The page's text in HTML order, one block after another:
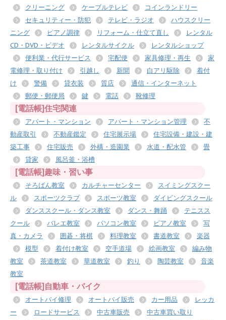
クリーニング
ケーブルテレビ
コインランドリー
セキュリティー・防犯
テレビ・ラジオ
ハウスクリー
ニング
ピアノ調律 リフォーム・仕立て直し
レンタル
CD・DVD・ビデオ
レンタルサイクル
レンタルショップ
便利業・代行サービス
宅配便 家具修理・再生
家
電修理・取り付け
引越し 新聞 白アリ駆除
着付
け
警備 貸衣装 質店
通信・インターネット
郵便・郵便局
鍵 電話 靴修理
[電話帳]住宅関連
アパート・マンション アパート・マンション管理
不
動産取引
不動産鑑定 住宅展示場
住宅設備・建設・建
築工事
住宅販売 外構・造園業 水道・配水管
畳
貸家
風呂釜・浴槽
[電話帳]趣味・習い事
そろばん教室 カルチャーセンター
スイミングスクー
ル
スポーツクラブ スポーツ教室
ダイビングスクール
ダンススクール・ダンス教室
ダンス・舞踊
テニスス
クール
バレエ教室 パソコン教室 ピアノ教室
写
真・カメラ
囲碁・将棋 料理教室 書道教室
楽器
模型
着付け教室 空手道場 絵画教室
編み物
教室
茶道教室 華道教室 釣り 陶芸教室
音楽
教室
[電話帳]自動車・バイク
オートバイ修理 オートバイ販売 カー用品
レッカ
ー
ロードサービス 中古車販売
中古車買い取り